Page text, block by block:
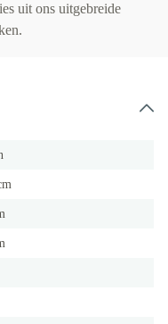
uit ons uitgebreide